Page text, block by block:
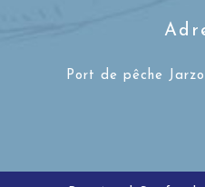
Port de pêche